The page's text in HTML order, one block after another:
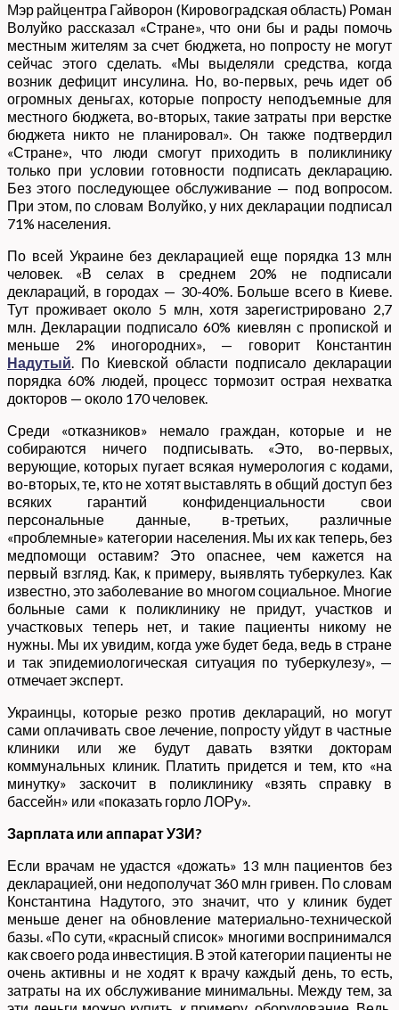
Мэр райцентра Гайворон (Кировоградская область) Роман
Волуйко рассказал «Стране», что они бы и рады помочь
местным жителям за счет бюджета, но попросту не могут
сейчас этого сделать. «Мы выделяли средства, когда
возник дефицит инсулина. Но, во-первых, речь идет об
огромных деньгах, которые попросту неподъемные для
местного бюджета, во-вторых, такие затраты при верстке
бюджета никто не планировал». Он также подтвердил
«Стране», что люди смогут приходить в поликлинику
только при условии готовности подписать декларацию.
Без этого последующее обслуживание — под вопросом.
При этом, по словам Волуйко, у них декларации подписал
71% населения.
По всей Украине без декларацией еще порядка 13 млн
человек. «В селах в среднем 20% не подписали
деклараций, в городах — 30-40%. Больше всего в Киеве.
Тут проживает около 5 млн, хотя зарегистрировано 2,7
млн. Декларации подписало 60% киевлян с пропиской и
меньше 2% иногородних», — говорит Константин
Надутый. По Киевской области подписало декларации
порядка 60% людей, процесс тормозит острая нехватка
докторов — около 170 человек.
Среди «отказников» немало граждан, которые и не
собираются ничего подписывать. «Это, во-первых,
верующие, которых пугает всякая нумерология с кодами,
во-вторых, те, кто не хотят выставлять в общий доступ без
всяких гарантий конфиденциальности свои
персональные данные, в-третьих, различные
«проблемные» категории населения. Мы их как теперь, без
медпомощи оставим? Это опаснее, чем кажется на
первый взгляд. Как, к примеру, выявлять туберкулез. Как
известно, это заболевание во многом социальное. Многие
больные сами к поликлинику не придут, участков и
участковых теперь нет, и такие пациенты никому не
нужны. Мы их увидим, когда уже будет беда, ведь в стране
и так эпидемиологическая ситуация по туберкулезу», —
отмечает эксперт.
Украинцы, которые резко против деклараций, но могут
сами оплачивать свое лечение, попросту уйдут в частные
клиники или же будут давать взятки докторам
коммунальных клиник. Платить придется и тем, кто «на
минутку» заскочит в поликлинику «взять справку в
бассейн» или «показать горло ЛОРу».
Зарплата или аппарат УЗИ?
Если врачам не удастся «дожать» 13 млн пациентов без
декларацией, они недополучат 360 млн гривен. По словам
Константина Надутого, это значит, что у клиник будет
меньше денег на обновление материально-технической
базы. «По сути, «красный список» многими воспринимался
как своего рода инвестиция. В этой категории пациенты не
очень активны и не ходят к врачу каждый день, то есть,
затраты на их обслуживание минимальны. Между тем, за